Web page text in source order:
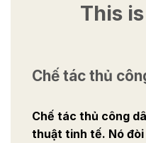
This
Chế tác thủ
Chế tác thủ công
thuật tinh tế. Nó